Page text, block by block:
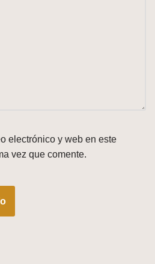
electrónico y web en este
vez que comente.